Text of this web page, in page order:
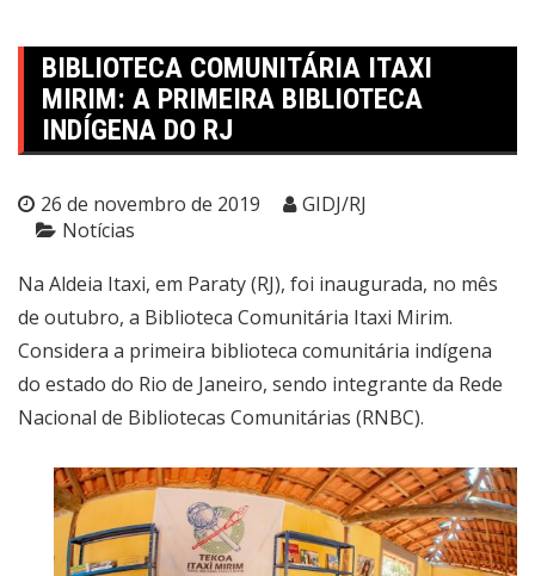
BIBLIOTECA COMUNITÁRIA ITAXI
MIRIM: A PRIMEIRA BIBLIOTECA
INDÍGENA DO RJ
26 de novembro de 2019
GIDJ/RJ
Notícias
Na Aldeia Itaxi, em Paraty (RJ), foi inaugurada, no mês
de outubro, a Biblioteca Comunitária Itaxi Mirim.
Considera a primeira biblioteca comunitária indígena
do estado do Rio de Janeiro, sendo integrante da Rede
Nacional de Bibliotecas Comunitárias (RNBC).